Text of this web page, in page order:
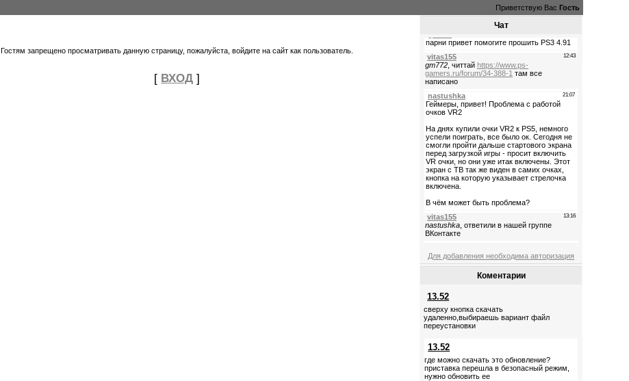
Приветствую Вас Гость
Гостям запрещено просматривать данную страницу, пожалуйста, войдите на сайт как пользователь.
[ ВХОД ]
Чат
Для добавления необходима авторизация
Коментарии
13.52
сверху кнопка скачать
удаленно,выбираешь вариант файл
переустановки
13.52
где можно скачать это обновление?
приставка перешла в безопасный режим,
нужно обновить ее